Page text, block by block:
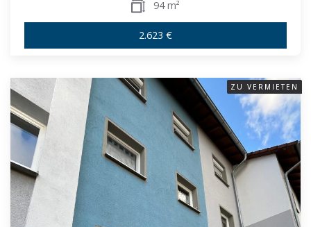
94 m²
2.623 €
ZU VERMIETEN